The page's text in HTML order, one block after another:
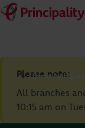
Dod o hyd i
Please note:
All branches
10:15 am on